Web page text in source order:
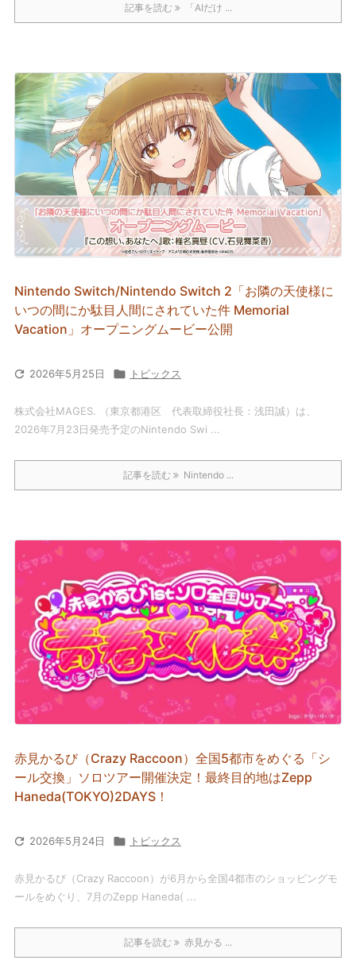
記事を読む 「AIだけ ...
Nintendo Switch/Nintendo Switch 2「お隣の天使様に
いつの間にか駄目人間にされていた件 Memorial
Vacation」オープニングムービー公開
 2026年5月25日  トピックス
株式会社MAGES. （東京都港区 代表取締役社長：浅田誠）は、
2026年7月23日発売予定のNintendo Swi ...
記事を読む Nintendo ...
赤見かるび（Crazy Raccoon）全国5都市をめぐる「シ
ール交換」ソロツアー開催決定！最終目的地はZepp
Haneda(TOKYO)2DAYS！
 2026年5月24日  トピックス
赤見かるび（Crazy Raccoon）が6月から全国4都市のショッピングモ
ールをめぐり、7月のZepp Haneda( ...
記事を読む 赤見かる ...